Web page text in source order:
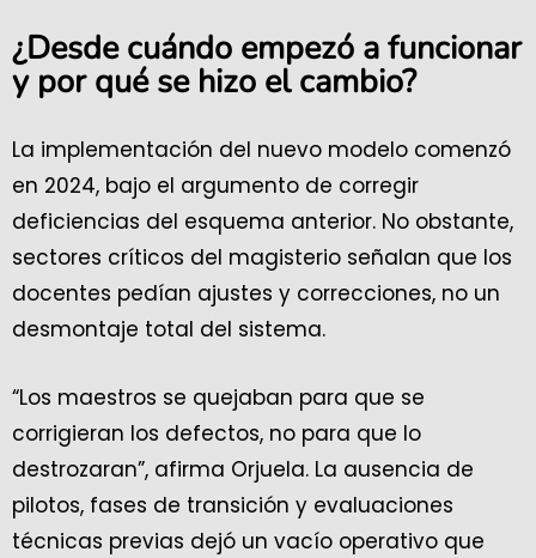
¿Desde cuándo empezó a funcionar
y por qué se hizo el cambio?
La implementación del nuevo modelo comenzó
en 2024, bajo el argumento de corregir
deficiencias del esquema anterior. No obstante,
sectores críticos del magisterio señalan que los
docentes pedían ajustes y correcciones, no un
desmontaje total del sistema.
“Los maestros se quejaban para que se
corrigieran los defectos, no para que lo
destrozaran”, afirma Orjuela. La ausencia de
pilotos, fases de transición y evaluaciones
técnicas previas dejó un vacío operativo que